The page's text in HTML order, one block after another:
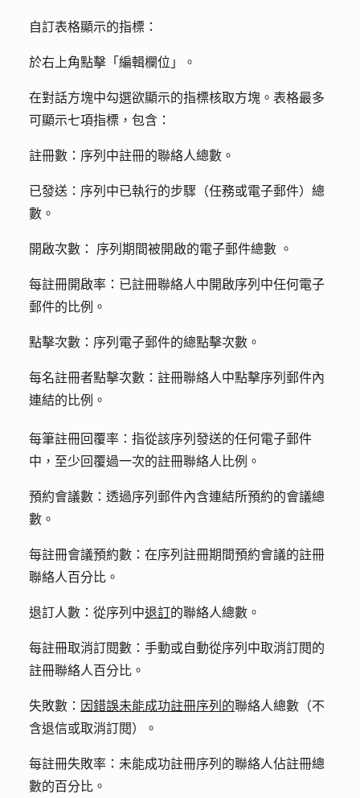
自訂表格顯示的指標：
於右上角點擊「 編輯欄位 」。
在對話方塊中勾選欲顯示的指標核取方塊。表格最多
可顯示七項指標，包含：
註冊數： 序列中註冊的聯絡人總數。
已發送： 序列中已執行的步驟（任務或電子郵件）總
數。
開啟次數： 序列期間被開啟的電子郵件總數 。
每註冊開啟率： 已註冊聯絡人中開啟序列中任何電子
郵件的比例 。
點擊次數： 序列電子郵件的總點擊次數。
每名註冊者點擊次數： 註冊聯絡人中點擊序列郵件內
連結的比例 。
每筆註冊回覆率： 指從該序列發送的任何電子郵件
中，至少回覆過一次的註冊聯絡人比例 。
預約會議數： 透過序列郵件內含連結所預約的會議總
數 。
每註冊會議預約數： 在序列註冊期間預約會議的註冊
聯絡人百分比 。
退訂人數： 從序列中退訂的聯絡人總數 。
每註冊取消訂閱數： 手動或自動從序列中取消訂閱的
註冊聯絡人百分比 。
失敗數： 因錯誤未能成功註冊序列的聯絡人總數 （不
含退信或取消訂閱）。
每註冊失敗率： 未能成功註冊序列的聯絡人佔註冊總
數的百分比 。